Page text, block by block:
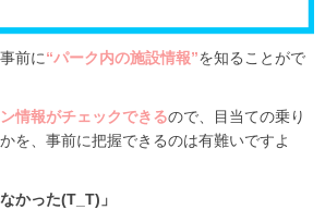
前に“パーク内の施設情報”を知ることがで
情報がチェックできるので、目当ての乗り
を、事前に把握できるのは有難いですよ
かった(T_T)」